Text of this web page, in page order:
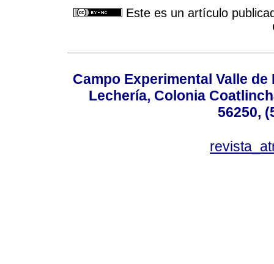
Este es un artículo
Campo Experimental Valle
Lechería, Colonia
56250,